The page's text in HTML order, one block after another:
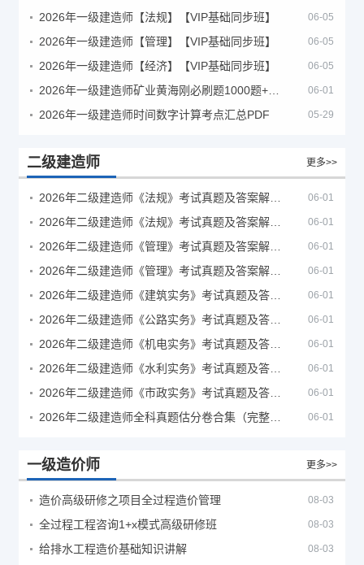
2026年一级建造师【法规】【VIP基础同步班】 06-05
2026年一级建造师【管理】【VIP基础同步班】 06-05
2026年一级建造师【经济】【VIP基础同步班】 06-05
06-01
2026年一级建造师时间数字计算考点汇总PDF 05-29
二级建造师 更多>>
06-01
06-01
06-01
06-01
06-01
06-01
06-01
06-01
06-01
06-01
一级造价师 更多>>
造价高级研修之项目全过程造价管理 08-03
全过程工程咨询1+x模式高级研修班 08-03
给排水工程造价基础知识讲解 08-03